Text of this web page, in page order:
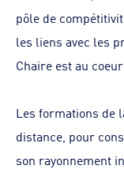
pôle de
les liens avec les
Chaire est au
Les formations de
distance, pour
son rayonnement